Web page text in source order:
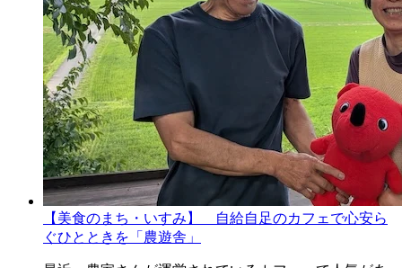
【美食のまち・いすみ】 自給自足のカフェで心安ら
ぐひとときを「農遊舎」